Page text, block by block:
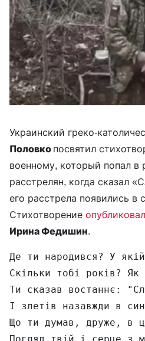
Украинский греко-
Половко посвятил
военному, который попал в
расстрелян, когда сказал
его расстрела появились в
Стихотворение
Ирина Федишин.
Де ти народився? У
Скільки тобі років?
Ти сказав востаннє:
І злетів назавжди в
Що ти думав, друже, в